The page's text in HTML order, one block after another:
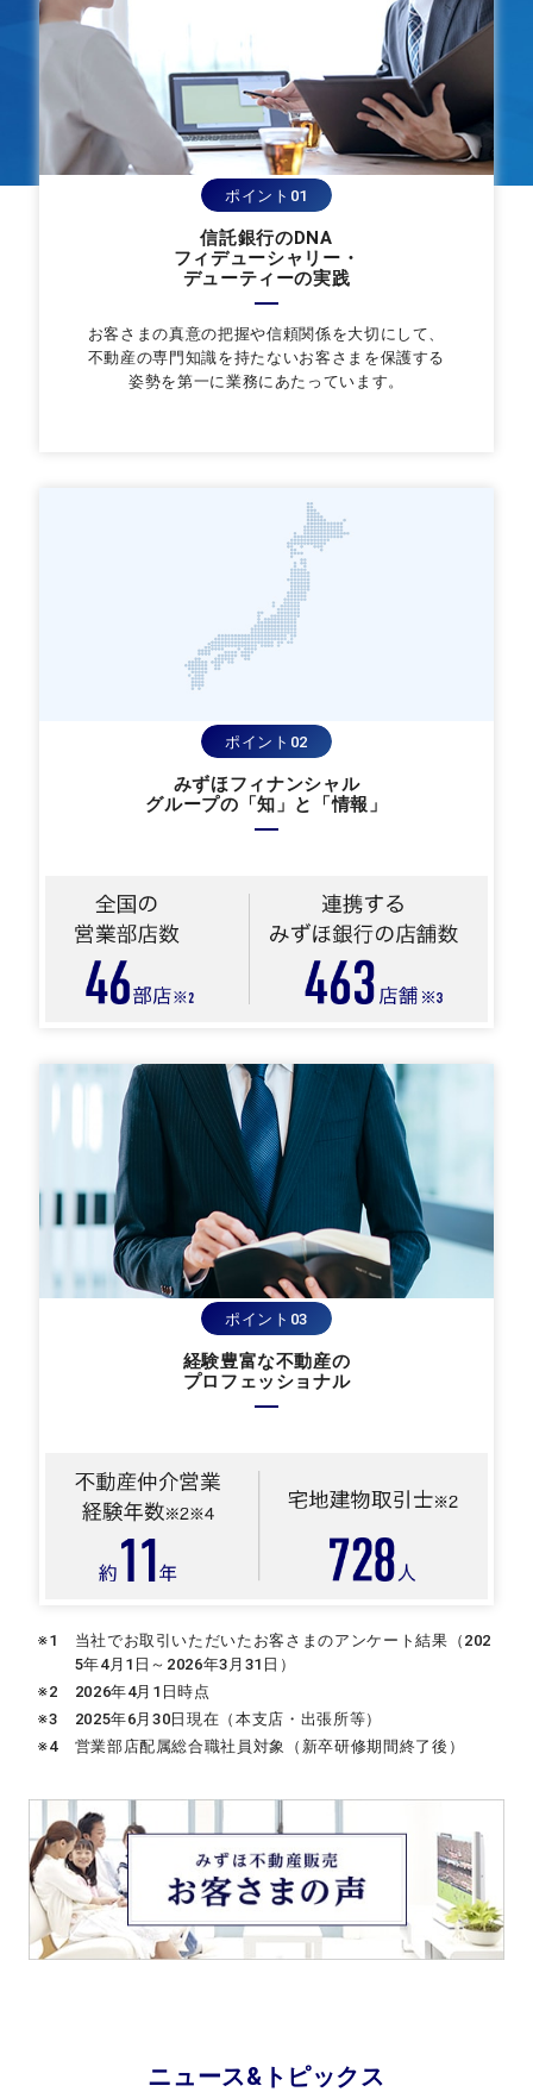
ポイント01
信託銀行のDNA
フィデューシャリー・
デューティーの実践
お客さまの真意の把握や信頼関係を大切にして、
不動産の専門知識を持たないお客さまを保護する
姿勢を第一に業務にあたっています。
ポイント02
みずほフィナンシャル
グループの「知」と「情報」
ポイント03
経験豊富な不動産の
プロフェッショナル
※1
当社でお取引いただいたお客さまのアンケート結果（202
5年4月1日～2026年3月31日）
※2
2026年4月1日時点
※3
2025年6月30日現在（本支店・出張所等）
※4
営業部店配属総合職社員対象（新卒研修期間終了後）
ニュース&トピックス